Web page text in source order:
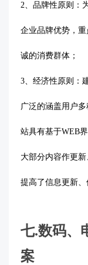
2、品牌性原则：
企业品牌优势，
诚的消费群体；
3、经济性原则：
广泛的涵盖用户
站具有基于WEB
大部分内容作更
提高了信息更新、
七.数码、
案